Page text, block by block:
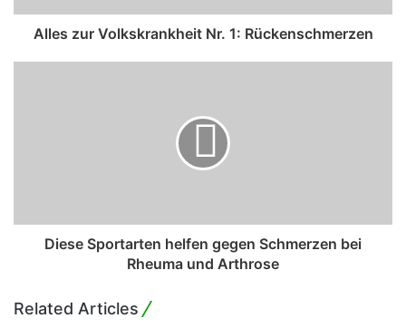
d
r
s
Alles zur Volkskrankheit Nr. 1: Rückenschmerzen
Diese Sportarten helfen gegen Schmerzen bei
Rheuma und Arthrose
Related Articles